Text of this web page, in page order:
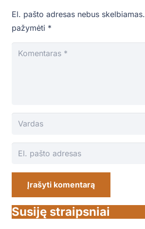
El. pašto adresas nebus skelbiamas.
pažymėti *
Įrašyti komentarą
Susiję straipsniai